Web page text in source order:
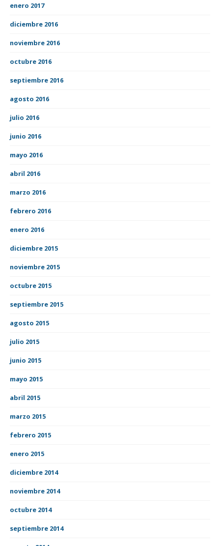
enero 2017
diciembre 2016
noviembre 2016
octubre 2016
septiembre 2016
agosto 2016
julio 2016
junio 2016
mayo 2016
abril 2016
marzo 2016
febrero 2016
enero 2016
diciembre 2015
noviembre 2015
octubre 2015
septiembre 2015
agosto 2015
julio 2015
junio 2015
mayo 2015
abril 2015
marzo 2015
febrero 2015
enero 2015
diciembre 2014
noviembre 2014
octubre 2014
septiembre 2014